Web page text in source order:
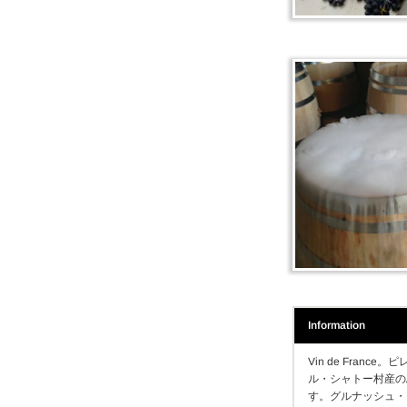
Information
Vin de France。ピ
ル・シャトー村産
す。グルナッシュ